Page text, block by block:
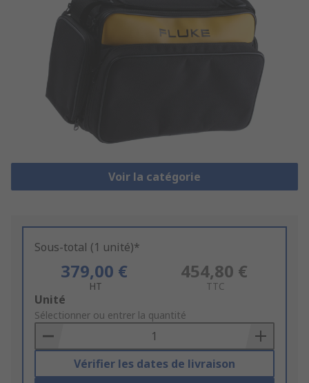
Voir la catégorie
Sous-total (1 unité)*
379,00 €
HT
454,80 €
TTC
Add
to
Basket
Unité
Sélectionner ou entrer la quantité
Vérifier les dates de livraison